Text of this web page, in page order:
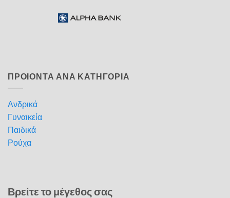
ΠΡΟΙΟΝΤΑ ΑΝΑ ΚΑΤΗΓΟΡΙΑ
Ανδρικά
Γυναικεία
Παιδικά
Ρούχα
Βρείτε το μέγεθος σας